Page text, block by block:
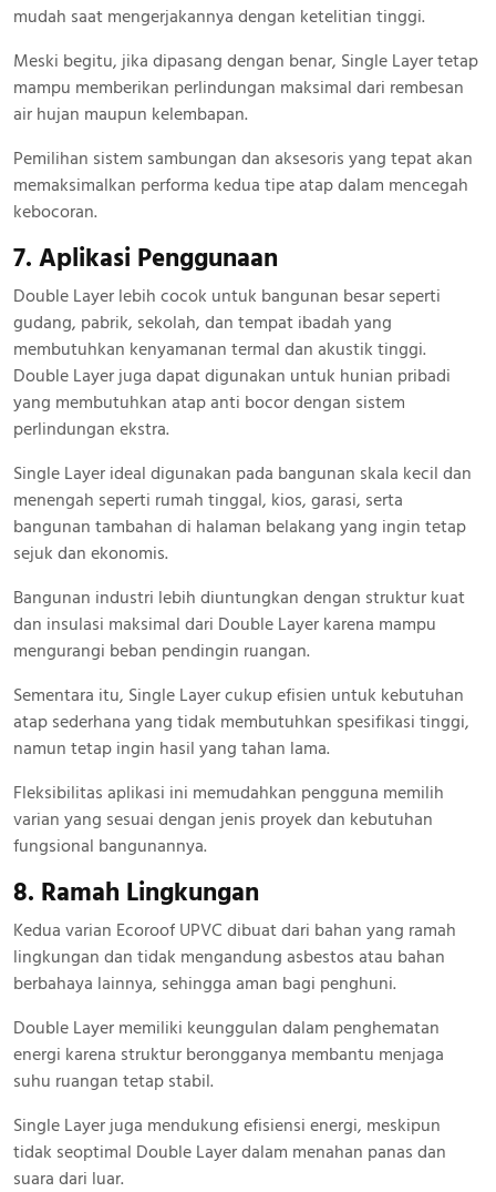
mudah saat mengerjakannya dengan ketelitian tinggi.
Meski begitu, jika dipasang dengan benar, Single Layer tetap
mampu memberikan perlindungan maksimal dari rembesan
air hujan maupun kelembapan.
Pemilihan sistem sambungan dan aksesoris yang tepat akan
memaksimalkan performa kedua tipe atap dalam mencegah
kebocoran.
7. Aplikasi Penggunaan
Double Layer lebih cocok untuk bangunan besar seperti
gudang, pabrik, sekolah, dan tempat ibadah yang
membutuhkan kenyamanan termal dan akustik tinggi.
Double Layer juga dapat digunakan untuk hunian pribadi
yang membutuhkan atap anti bocor dengan sistem
perlindungan ekstra.
Single Layer ideal digunakan pada bangunan skala kecil dan
menengah seperti rumah tinggal, kios, garasi, serta
bangunan tambahan di halaman belakang yang ingin tetap
sejuk dan ekonomis.
Bangunan industri lebih diuntungkan dengan struktur kuat
dan insulasi maksimal dari Double Layer karena mampu
mengurangi beban pendingin ruangan.
Sementara itu, Single Layer cukup efisien untuk kebutuhan
atap sederhana yang tidak membutuhkan spesifikasi tinggi,
namun tetap ingin hasil yang tahan lama.
Fleksibilitas aplikasi ini memudahkan pengguna memilih
varian yang sesuai dengan jenis proyek dan kebutuhan
fungsional bangunannya.
8. Ramah Lingkungan
Kedua varian Ecoroof UPVC dibuat dari bahan yang ramah
lingkungan dan tidak mengandung asbestos atau bahan
berbahaya lainnya, sehingga aman bagi penghuni.
Double Layer memiliki keunggulan dalam penghematan
energi karena struktur berongganya membantu menjaga
suhu ruangan tetap stabil.
Single Layer juga mendukung efisiensi energi, meskipun
tidak seoptimal Double Layer dalam menahan panas dan
suara dari luar.